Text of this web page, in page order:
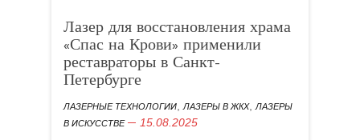
Лазер для восстановления храма
«Спас на Крови» применили
реставраторы в Санкт-
Петербурге
ЛАЗЕРНЫЕ ТЕХНОЛОГИИ ЛАЗЕРЫ В ЖКХ, ЛАЗЕРЫ
В ИСКУССТВЕ
15.08.2025